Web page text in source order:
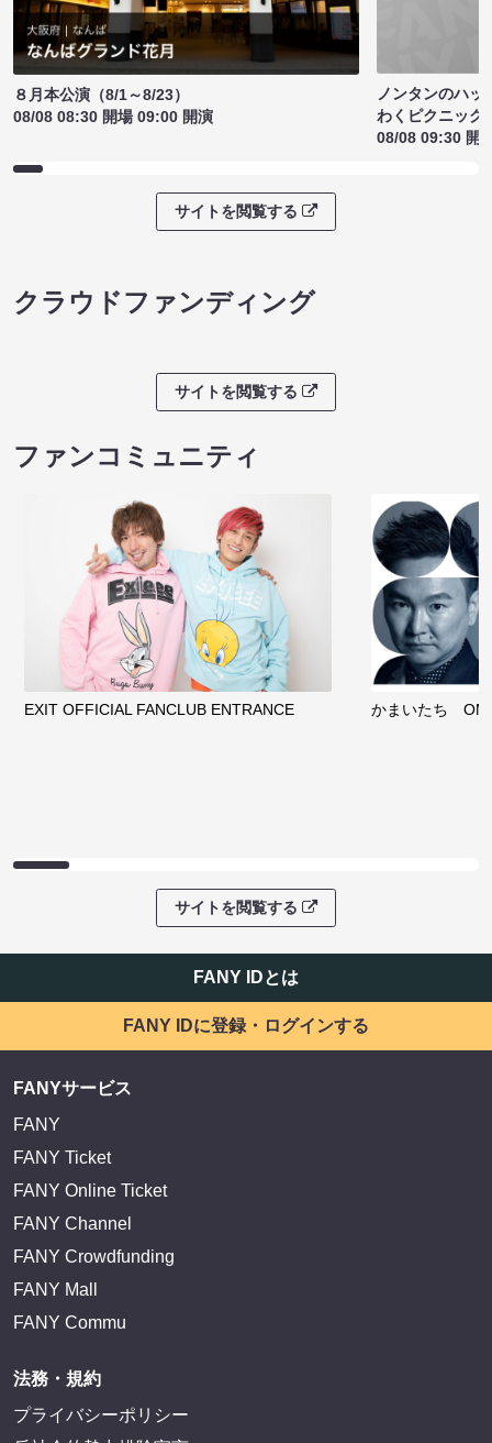
８月本公演（8/1～8/23）
08/08 08:30 開場 09:00 開演
ノンタンのハッ
わくピクニック
08/08 09:30 開
サイトを閲覧する
クラウドファンディング
サイトを閲覧する
ファンコミュニティ
EXIT OFFICIAL FANCLUB ENTRANCE かまいたち
サイトを閲覧する
FANY IDとは
FANY IDに登録・ログインする
FANYサービス
FANY
FANY Ticket
FANY Online Ticket
FANY Channel
FANY Crowdfunding
FANY Mall
FANY Commu
法務・規約
プライバシーポリシー